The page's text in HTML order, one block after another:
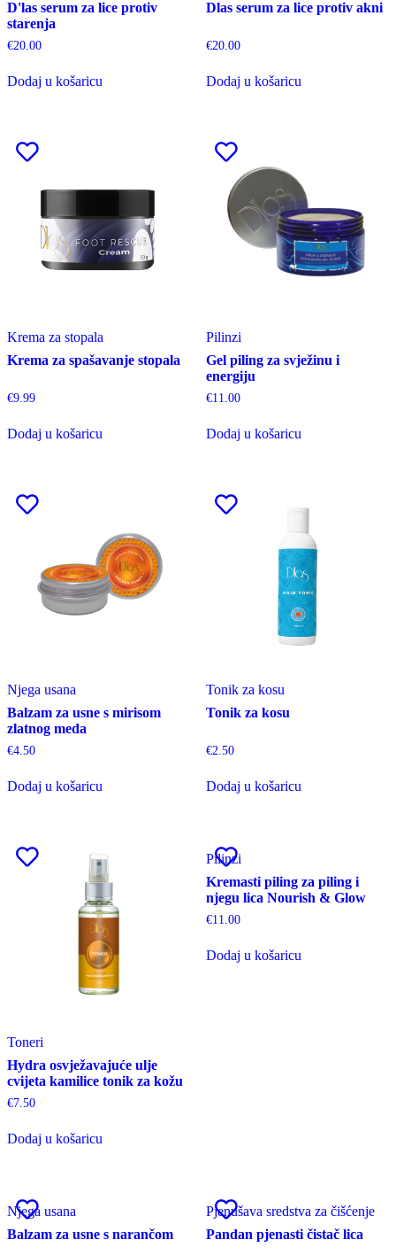
D'las serum za lice protiv
starenja
€20.00
Dodaj u košaricu
Dlas serum za lice protiv akni
€20.00
Dodaj u košaricu
Krema za stopala
Krema za spašavanje stopala
€9.99
Dodaj u košaricu
Pilinzi
Gel piling za svježinu i
energiju
€11.00
Dodaj u košaricu
Njega usana
Balzam za usne s mirisom
zlatnog meda
€4.50
Dodaj u košaricu
Tonik za kosu
Tonik za kosu
€2.50
Dodaj u košaricu
Toneri
Hydra osvježavajuće ulje
cvijeta kamilice tonik za kožu
€7.50
Dodaj u košaricu
Pilinzi
Kremasti piling za piling i
njegu lica Nourish & Glow
€11.00
Dodaj u košaricu
Njega usana
Balzam za usne s narančom
Pjenušava sredstva za čišćenje
Pandan pjenasti čistač lica